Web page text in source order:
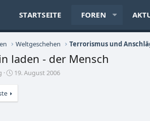
STARTSEITE FOREN
Weltgeschehen Terrorismus und
laden - der Mensch
E19. August 2006